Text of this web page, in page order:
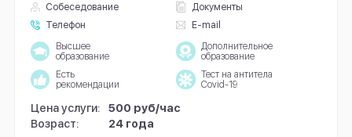
Собеседование
Документы
Телефон
E-mail
Высшее
образование
Дополнительное
образование
Есть
рекомендации
Тест на антитела
Covid-19
Цена услуги:
500 руб/час
Возраст:
24 года